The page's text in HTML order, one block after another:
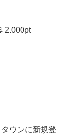
2,000pt
ウンに新規登